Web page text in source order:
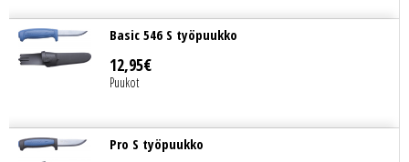
Basic 546 S työpuukko
12,95€
Puukot
Pro S työpuukko